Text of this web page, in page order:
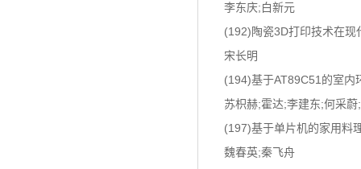
李东庆;白新元
(192)陶瓷3D打印技术在现
宋长明
(194)基于AT89C51的室内
苏枳赫;霍达;李建东;何采
(197)基于单片机的家用料
魏春英;秦飞舟